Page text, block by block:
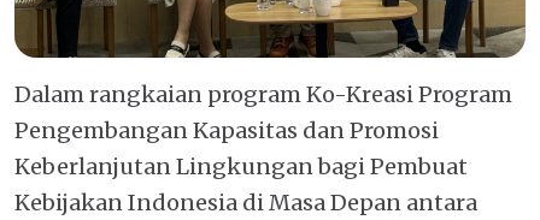
Dalam rangkaian program Ko-Kreasi Program
Pengembangan Kapasitas dan Promosi
Keberlanjutan Lingkungan bagi Pembuat
Kebijakan Indonesia di Masa Depan antara